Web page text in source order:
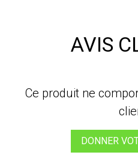
AVIS
Ce produit ne
DONNER